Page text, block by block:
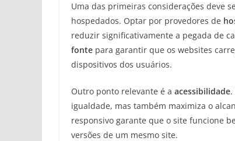
Uma das primeiras considerações deve
hospedados. Optar por provedores de
reduzir significativamente a pegada de
fonte para garantir que os websites
dispositivos dos usuários.
Outro ponto relevante é a acessibilidade
igualdade, mas também maximiza o
responsivo garante que o site funcione
versões de um mesmo site.